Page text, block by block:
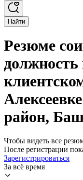
Найти
Резюме
должность
район,
Чтобы видеть все
После регистрации
Зарегистрироваться
За всё время